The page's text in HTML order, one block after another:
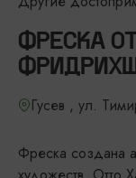
ФРЕСКА
Гусев , ул.
Фреска создана